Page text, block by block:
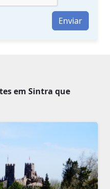
Enviar
em Sintra que